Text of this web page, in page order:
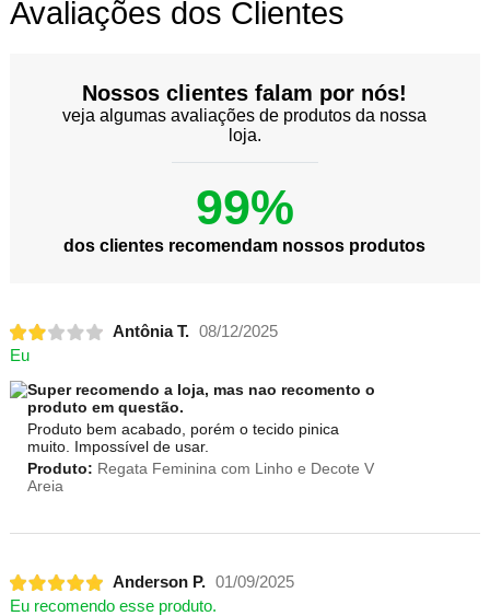
Avaliações dos Clientes
Nossos clientes falam por nós!
veja algumas avaliações de produtos da nossa
loja.
99%
dos clientes recomendam nossos produtos
Antônia T. 08/12/2025
Eu
Super recomendo a loja, mas nao recomento o
produto em questão.
Produto bem acabado, porém o tecido pinica
muito. Impossível de usar.
Produto: Regata Feminina com Linho e Decote V
Areia
Anderson P. 01/09/2025
Eu recomendo esse produto.